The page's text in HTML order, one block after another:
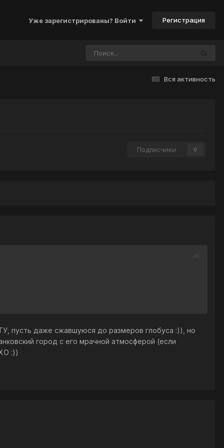
Уже зарегистрированы? Войти Регистрация
Вся активность
Подписчики 0
пусть даже сжавшуюся до размеров глобуса :)), но
город с его мрачной атмосферой (если
:))